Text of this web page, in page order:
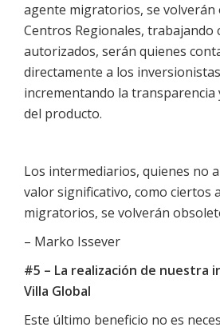
agente migratorios, se volverán
Centros Regionales, trabajando
autorizados, serán quienes
directamente a los
incrementando la transparencia
del producto.
Los intermediarios, quienes no
valor significativo, como ciertos
migratorios, se volverán
– Marko Issever
#5 – La realización de nuestra
Villa Global
Este último beneficio no es